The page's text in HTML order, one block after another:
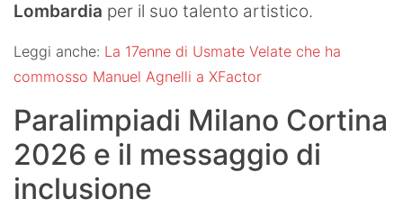
Lombardia per il suo talento artistico.
Leggi anche: La 17enne di Usmate Velate che ha
commosso Manuel Agnelli a XFactor
Paralimpiadi Milano Cortina
2026 e il messaggio di
inclusione